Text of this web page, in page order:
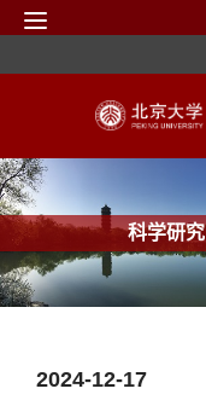
科学研究
2024-12-17